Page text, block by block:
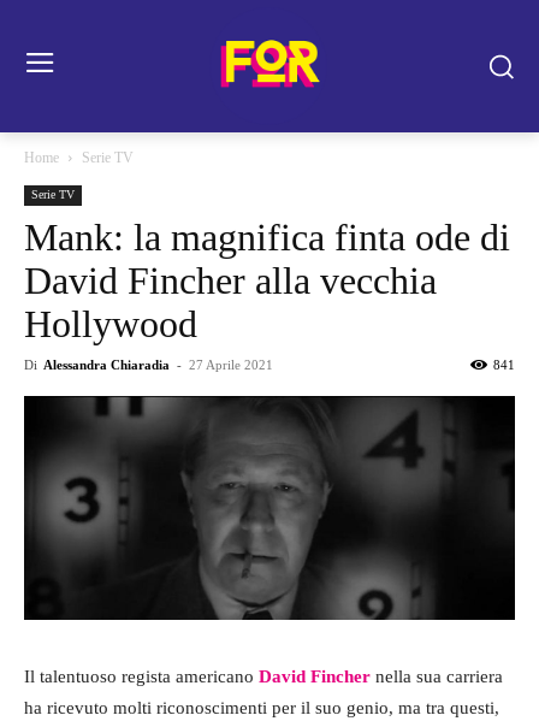
Home Serie TV
Serie TV
Mank: la magnifica finta ode di
David Fincher alla vecchia
Hollywood
Di Alessandra Chiaradia - 27 Aprile 2021 841
Il talentuoso regista americano David Fincher nella sua carriera
ha ricevuto molti riconoscimenti per il suo genio, ma tra questi,